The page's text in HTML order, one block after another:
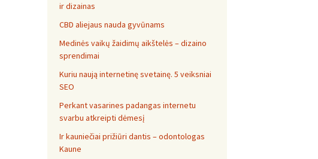
ir dizainas
CBD aliejaus nauda gyvūnams
Medinės vaikų žaidimų aikštelės – dizaino
sprendimai
Kuriu naują internetinę svetainę. 5 veiksniai
SEO
Perkant vasarines padangas internetu
svarbu atkreipti dėmesį
Ir kauniečiai prižiūri dantis – odontologas
Kaune